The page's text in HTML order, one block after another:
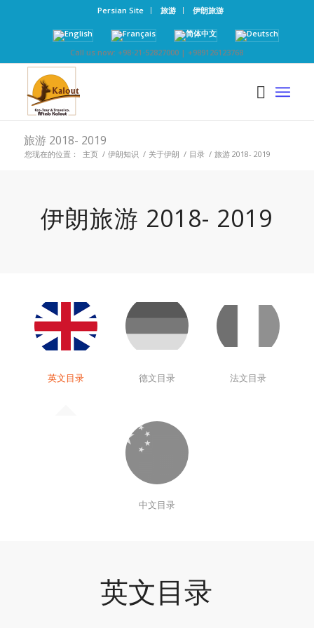
Persian Site 旅游 伊朗旅游
Call us now: +98-21-52827000 | +989126123768
旅游 2018- 2019
您现在的位置： 主页 / 伊朗知识 / 关于伊朗 / 目录 / 旅游 2018- 2019
伊朗旅游 2018- 2019
英文目录 德文目录 法文目录
中文目录
英文目录